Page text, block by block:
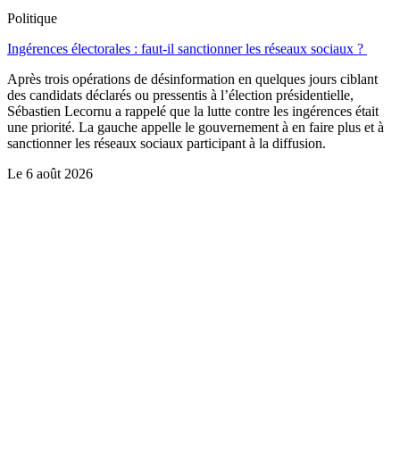
Politique
Ingérences électorales : faut-il sanctionner les réseaux sociaux ?
Après trois opérations de désinformation en quelques jours ciblant
des candidats déclarés ou pressentis à l’élection présidentielle,
Sébastien Lecornu a rappelé que la lutte contre les ingérences était
une priorité. La gauche appelle le gouvernement à en faire plus et à
sanctionner les réseaux sociaux participant à la diffusion.
Le 6 août 2026